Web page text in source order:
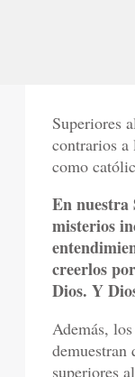
Superiores
contrarios a
como
En nuestra
misterios
creerlos
Dios. Y
Además,
demuestran
superiores